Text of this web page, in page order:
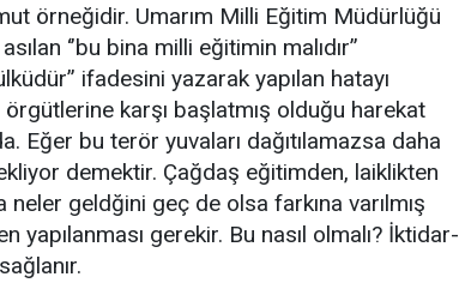
örneğidir. Umarım Milli Eğitim Müdürlüğü
‘’bu bina milli eğitimin malıdır’’
ifadesini yazarak yapılan hatayı
karşı başlatmış olduğu harekat
Eğer bu terör yuvaları dağıtılamazsa daha
demektir. Çağdaş eğitimden, laiklikten
neler geldğini geç de olsa farkına varılmış
yapılanması gerekir. Bu nasıl olmalı? İktidar-